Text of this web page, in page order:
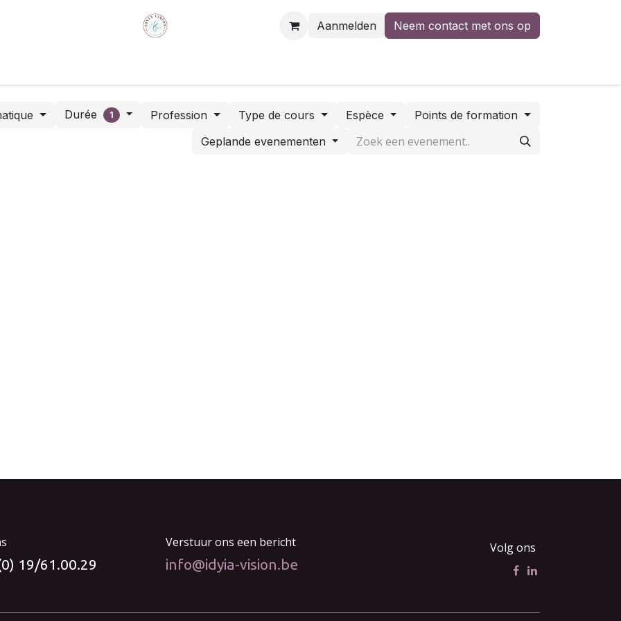
Aanmelden Neem contact met ons op
Durée 1 Profession Type de cours Espèce
Points de formation
Geplande evenementen
19/61.00.29
Verstuur ons een bericht
info@idyia-vision.be
Volg ons